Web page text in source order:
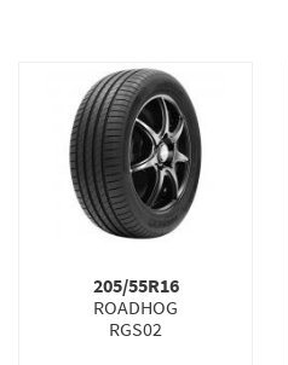
205/55R16
ROADHOG
RGS02